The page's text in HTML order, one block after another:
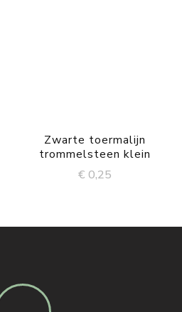
Zwarte toermalijn
trommelsteen klein
€ 0,25